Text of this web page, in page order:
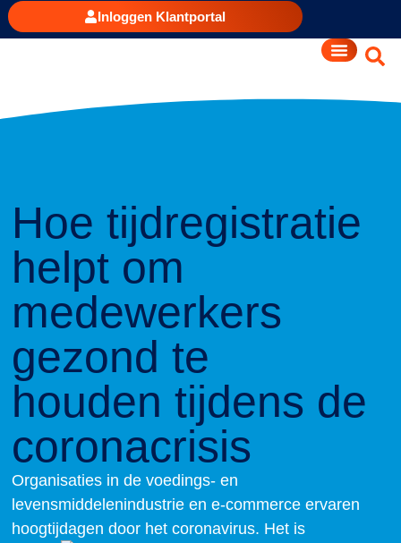
Inloggen Klantportal
Hoe tijdregistratie
helpt om
medewerkers
gezond te
houden tijdens de
coronacrisis
Organisaties in de voedings- en
levensmiddelenindustrie en e-commerce ervaren
hoogtijdagen door het coronavirus. Het is